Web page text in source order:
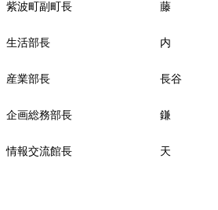
委員 紫波町副町長 藤
長 内
長 長谷
務部長 鎌
流館長 天